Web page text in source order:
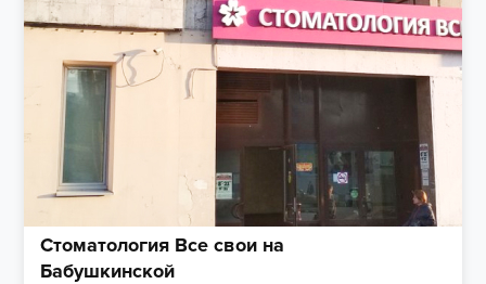
Стоматология Все свои на
Бабушкинской